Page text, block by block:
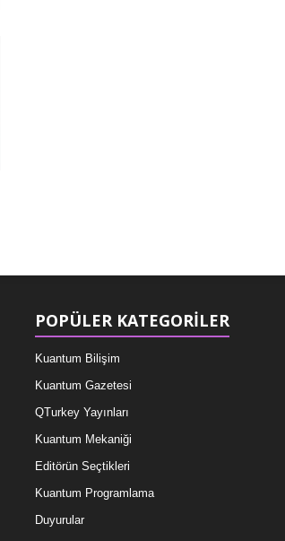
POPÜLER KATEGORİLER
Kuantum Bilişim
Kuantum Gazetesi
QTurkey Yayınları
Kuantum Mekaniği
Editörün Seçtikleri
Kuantum Programlama
Duyurular